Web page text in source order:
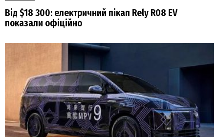
Від $18 300: електричний пікап Rely R08 EV
показали офіційно